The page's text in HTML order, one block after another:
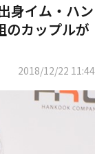
身イム・ハン
カップルが
2018/12/22 11:44